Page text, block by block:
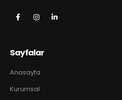
Sayfalar
Anasayfa
Kurumsal